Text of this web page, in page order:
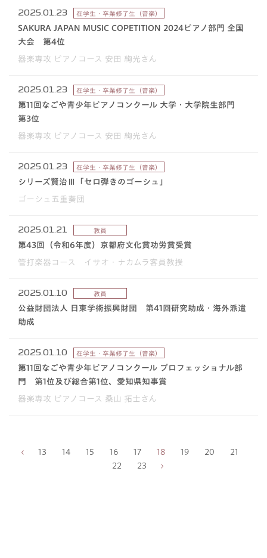
2025.01.23 在学生・卒業修了生（音楽）
SAKURA JAPAN MUSIC COPETITION 2024ピアノ部門 全国
大会 第4位
器楽専攻 ピアノコース 安田 絢光さん
2025.01.23 在学生・卒業修了生（音楽）
第11回なごや青少年ピアノコンクール 大学・大学院生部門
第3位
器楽専攻 ピアノコース 安田 絢光さん
2025.01.23 在学生・卒業修了生（音楽）
シリーズ賢治Ⅲ「セロ弾きのゴーシュ」
ゴーシュ五重奏団
2025.01.21 教員
第43回（令和6年度）京都府文化賞功労賞受賞
管打楽器コース イサオ・ナカムラ客員教授
2025.01.10 教員
公益財団法人 日東学術振興財団 第41回研究助成・海外派遣
助成
2025.01.10 在学生・卒業修了生（音楽）
第11回なごや青少年ピアノコンクール プロフェッショナル部
門 第1位及び総合第1位、愛知県知事賞
器楽専攻 ピアノコース 桑山 拓士さん
13 14 15 16 17 18 19 20
21
22
23